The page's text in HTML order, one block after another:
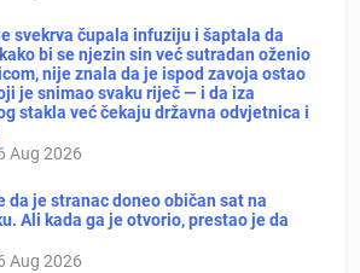
svekrva čupala infuziju i šaptala da
bi se njezin sin već sutradan oženio
nije znala da je ispod zavoja ostao
je snimao svaku riječ — i da iza
stakla već čekaju državna odvjetnica i
Aug 2026
da je stranac doneo običan sat na
Ali kada ga je otvorio, prestao je da
Aug 2026